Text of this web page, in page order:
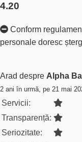
4.20
Conform
personale doresc
Arad despre Alpha
2 ani în urmă, pe 21 mai
Servicii:
Transparență:
Seriozitate: